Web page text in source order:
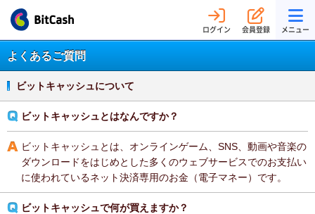
ログイン 会員登録 メニュー
よくあるご質問
ビットキャッシュについて
ビットキャッシュとはなんですか？
ビットキャッシュとは、オンラインゲーム、SNS、動画や音楽の
ダウンロードをはじめとした多くのウェブサービスでのお支払い
に使われているネット決済専用のお金（電子マネー）です。
ビットキャッシュで何が買えますか？